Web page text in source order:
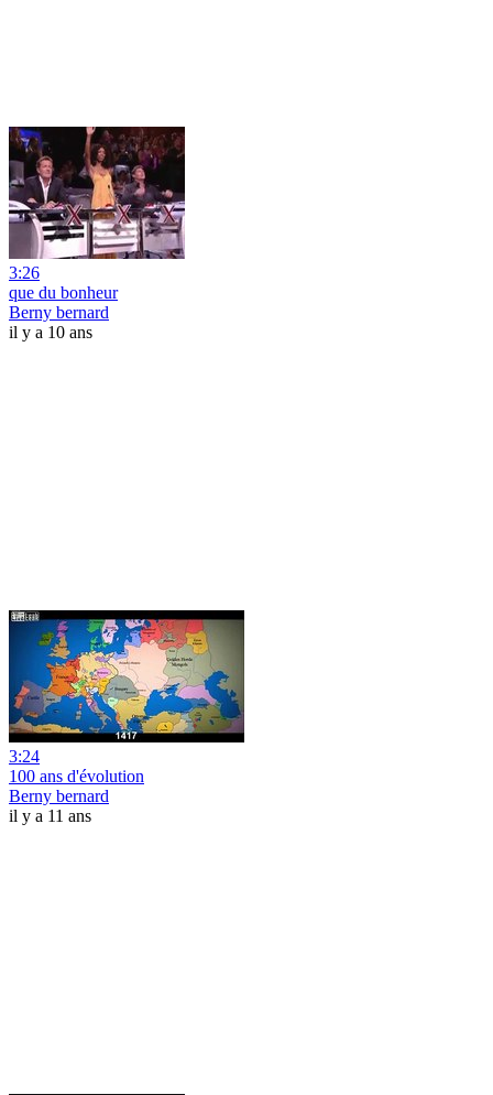
3:26
que du bonheur
Berny bernard
il y a 10 ans
3:24
100 ans d'évolution
Berny bernard
il y a 11 ans